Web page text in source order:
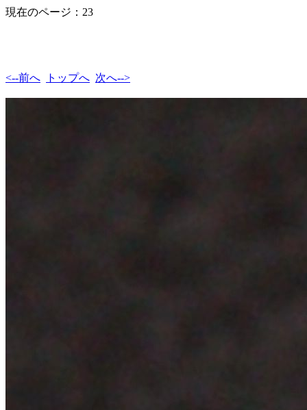
現在のページ：23
<--前へ トップへ 次へ-->